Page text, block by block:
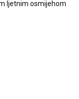
ljetnim osmijehom